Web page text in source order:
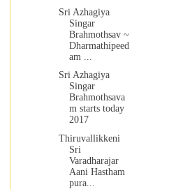
Sri Azhagiya
Singar
Brahmothsav ~
Dharmathipeed
am ...
Sri Azhagiya
Singar
Brahmothsava
m starts today
2017
Thiruvallikkeni
Sri
Varadharajar
Aani Hastham
pura...